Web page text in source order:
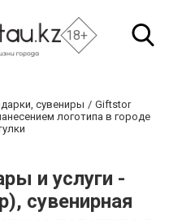
18+
сувениры
Giftstor
логотипа в городе
и услуги -
сувенирная